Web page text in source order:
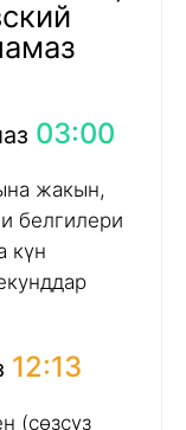
03:00
жакын,
белгилери
күн
12:13
(сөзсүз